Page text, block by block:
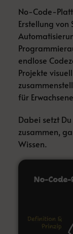
No-Code-
Erstellung von
endlose
Projekte
für
Dabei setzt
zusammen,
Wissen.